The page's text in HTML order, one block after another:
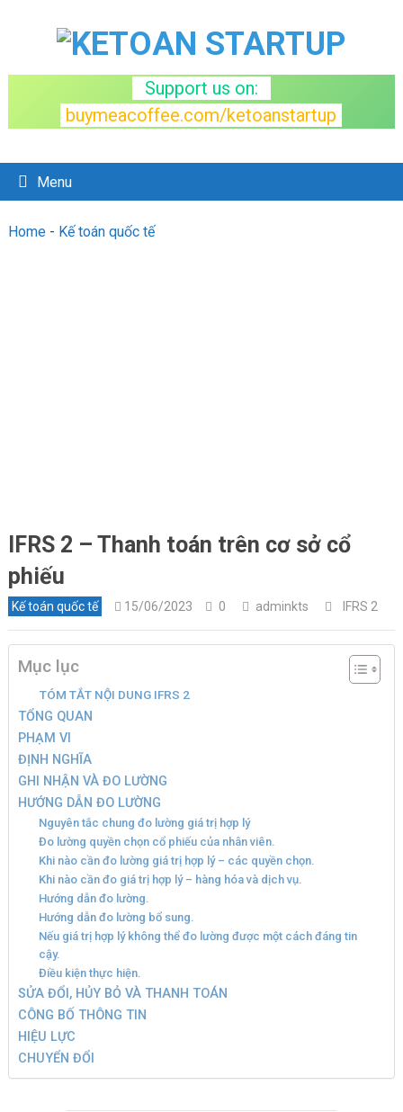
Support us on:
buymeacoffee.com/ketoanstartup
Menu
Home- Kế toán quốc tế
IFRS 2 – Thanh toán trên cơ sở cổ
phiếu
Kế toán quốc tế 15/06/2023 0 adminkts IFRS 2
Mục lục
TÓM TẮT NỘI DUNG IFRS 2
TỔNG QUAN
PHẠM VI
ĐỊNH NGHĨA
GHI NHẬN VÀ ĐO LƯỜNG
HƯỚNG DẪN ĐO LƯỜNG
Nguyên tắc chung đo lường giá trị hợp lý
Đo lường quyền chọn cổ phiếu của nhân viên.
Khi nào cần đo lường giá trị hợp lý – các quyền chọn.
Khi nào cần đo giá trị hợp lý – hàng hóa và dịch vụ.
Hướng dẫn đo lường.
Hướng dẫn đo lường bổ sung.
Nếu giá trị hợp lý không thể đo lường được một cách đáng tin
cậy.
Điều kiện thực hiện.
SỬA ĐỔI, HỦY BỎ VÀ THANH TOÁN
CÔNG BỐ THÔNG TIN
HIỆU LỰC
CHUYỂN ĐỔI